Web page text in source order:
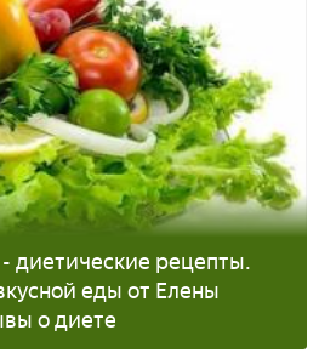
диетические рецепты.
еды от Елены
о диете